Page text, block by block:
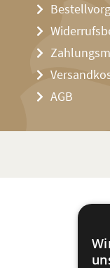
AGB